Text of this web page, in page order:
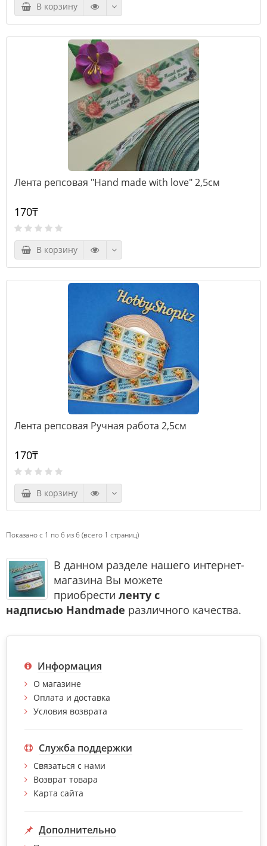
В корзину
Лента репсовая "Hand made with love" 2,5см
170₸
В корзину
Лента репсовая Ручная работа 2,5см
170₸
В корзину
Показано с 1 по 6 из 6 (всего 1 страниц)
В данном разделе нашего интернет-
магазина Вы можете
приобрести ленту с
надписью Handmade различного качества.
Информация
О магазине
Оплата и доставка
Условия возврата
Служба поддержки
Связаться с нами
Возврат товара
Карта сайта
Дополнительно